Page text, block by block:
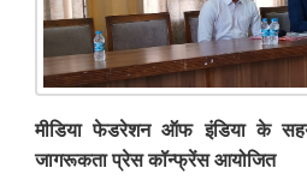
मीडिया फेडरेशन ऑफ इंडिया के
जागरूकता प्रेस कॉन्फ्रेंस आयोजित